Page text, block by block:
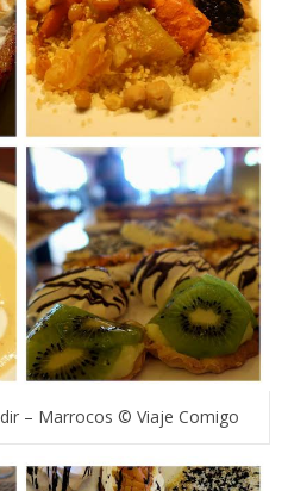
– Marrocos © Viaje Comigo